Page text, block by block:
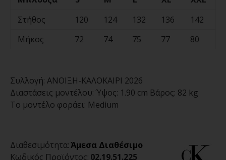
Στήθος
120 124 132 136
142
Μήκος
72 74 75 77 80
Συλλογή: ΑΝΟΙΞΗ-ΚΑΛΟΚΑΙΡΙ 2026
Διαστάσεις μοντέλου: Ύψος: 1.90 cm Βάρος: 82 kg
Το μοντέλο φοράει: Medium
Διαθεσιμότητα:Άμεσα Διαθέσιμο
Κωδικός Προϊόντος: 02.19.51.225